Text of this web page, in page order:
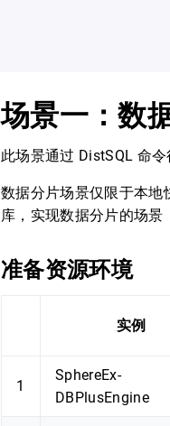
场景一：数
此场景通过 DistSQL 命令
数据分片场景仅限于本地
库，实现数据分片的场景
准备资源环境
实例
1
SphereEx-
DBPlusEngine